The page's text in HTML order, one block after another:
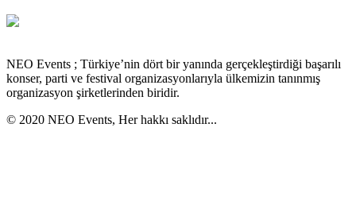
NEO Events ; Türkiye’nin dört bir yanında gerçekleştirdiği başarılı
konser, parti ve festival organizasyonlarıyla ülkemizin tanınmış
organizasyon şirketlerinden biridir.
© 2020 NEO Events, Her hakkı saklıdır...